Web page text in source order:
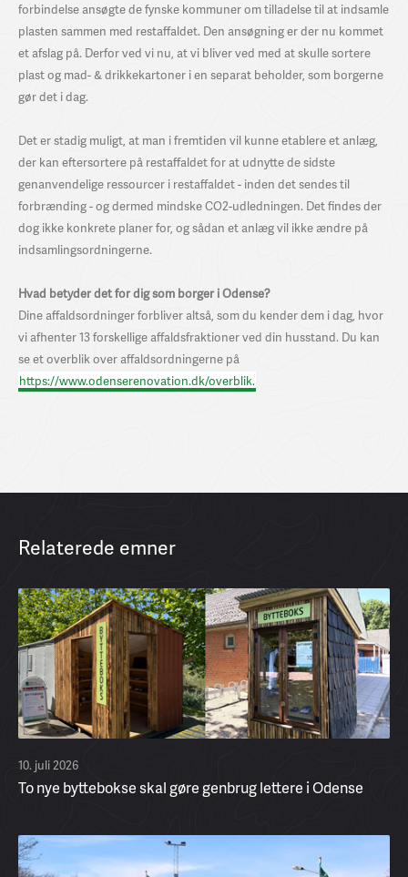
forbindelse ansøgte de fynske kommuner om tilladelse til at indsamle
plasten sammen med restaffaldet. Den ansøgning er der nu kommet
et afslag på. Derfor ved vi nu, at vi bliver ved med at skulle sortere
plast og mad- & drikkekartoner i en separat beholder, som borgerne
gør det i dag.
Det er stadig muligt, at man i fremtiden vil kunne etablere et anlæg,
der kan eftersortere på restaffaldet for at udnytte de sidste
genanvendelige ressourcer i restaffaldet - inden det sendes til
forbrænding - og dermed mindske CO2-udledningen. Det findes der
dog ikke konkrete planer for, og sådan et anlæg vil ikke ændre på
indsamlingsordningerne.
Hvad betyder det for dig som borger i Odense?
Dine affaldsordninger forbliver altså, som du kender dem i dag, hvor
vi afhenter 13 forskellige affaldsfraktioner ved din husstand. Du kan
se et overblik over affaldsordningerne på
https://www.odenserenovation.dk/overblik.
Relaterede emner
10. juli 2026
To nye byttebokse skal gøre genbrug lettere i Odense